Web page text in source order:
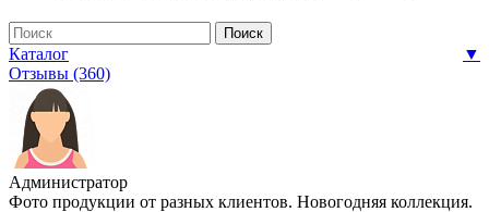
Каталог
▼
Отзывы (360)
Администратор
Фото продукции от разных клиентов. Новогодняя коллекция.